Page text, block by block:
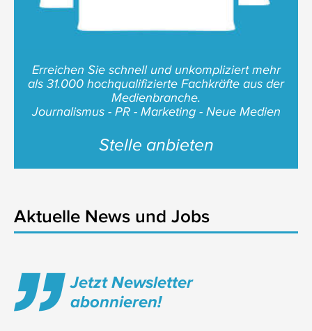
Erreichen Sie schnell und unkompliziert mehr
als 31.000 hochqualifizierte Fachkräfte aus der
Medienbranche.
Journalismus - PR - Marketing - Neue Medien
Stelle anbieten
Aktuelle News und Jobs
Jetzt Newsletter
abonnieren!